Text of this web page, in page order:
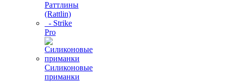
Раттлины
(Rattlin)
- Strike
Pro
Силиконовые
приманки